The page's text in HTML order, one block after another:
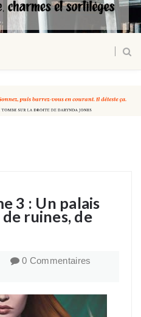
3 : Un palais
ruines, de
0 Commentaires